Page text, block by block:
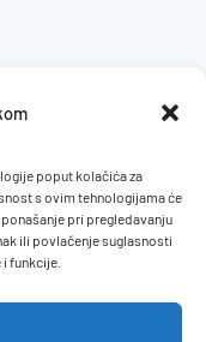
poput kolačića za
s ovim tehnologijama će
pri pregledavanju
ili povlačenje suglasnosti
funkcije.
i plaćanje
giveaway